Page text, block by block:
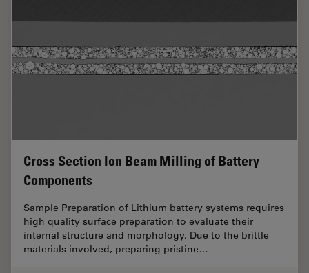
Cross Section Ion Beam Milling of Battery
Components
Sample Preparation of Lithium battery systems requires
high quality surface preparation to evaluate their
internal structure and morphology. Due to the brittle
materials involved, preparing pristine…